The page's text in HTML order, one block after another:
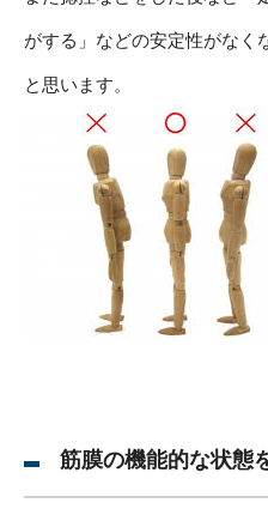
がする」などの安定性がなく
と思います。
筋膜の機能的な状態